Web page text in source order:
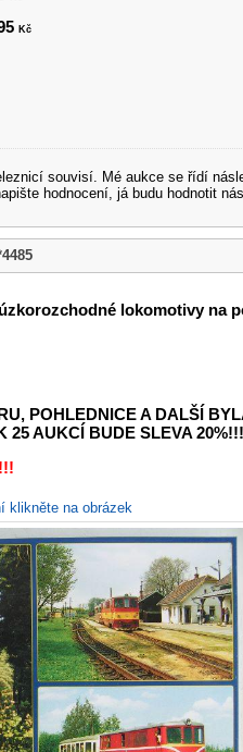
Kč
souvisí. Mé aukce se řídí
hodnocení, já budu hodnotit
lokomotivy na
POHLEDNICE A DALŠÍ
25 AUKCÍ BUDE SLEVA 20%!!!
klikněte na obrázek